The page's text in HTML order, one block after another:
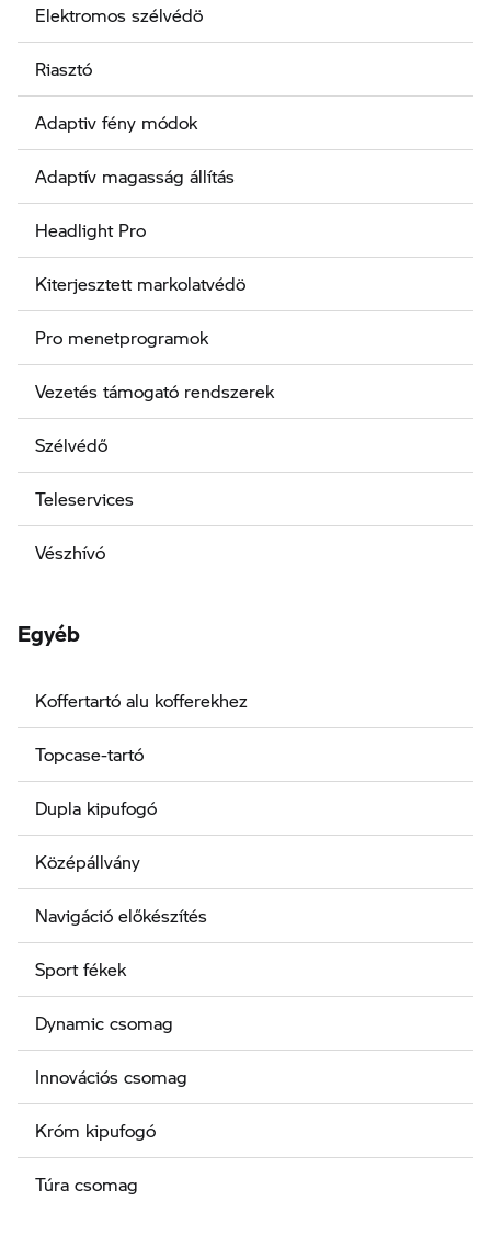
Elektromos szélvédö
Riasztó
Adaptiv fény módok
Adaptív magasság állítás
Headlight Pro
Kiterjesztett markolatvédö
Pro menetprogramok
Vezetés támogató rendszerek
Szélvédő
Teleservices
Vészhívó
Egyéb
Koffertartó alu kofferekhez
Topcase-tartó
Dupla kipufogó
Középállvány
Navigáció előkészítés
Sport fékek
Dynamic csomag
Innovációs csomag
Króm kipufogó
Túra csomag